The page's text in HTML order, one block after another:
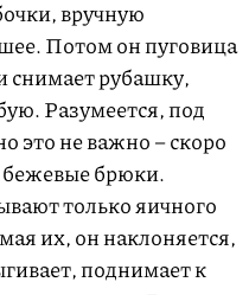
вручную
Потом он пуговица
снимает рубашку,
Разумеется, под
это не важно – скоро
бежевые брюки.
только яичного
их, он наклоняется,
поднимает к